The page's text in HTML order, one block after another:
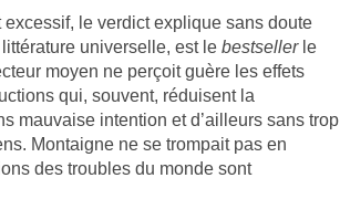
le verdict explique sans doute
universelle, est le bestsellerle
moyen ne perçoit guère les effets
qui, souvent, réduisent la
mauvaise intention et d’ailleurs sans trop
Montaigne ne se trompait pas en
des troubles du monde sont